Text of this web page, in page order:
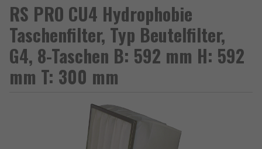
RS PRO CU4 Hydrophobie
Taschenfilter, Typ Beutelfilter,
G4, 8-Taschen B: 592 mm H: 592
mm T: 300 mm